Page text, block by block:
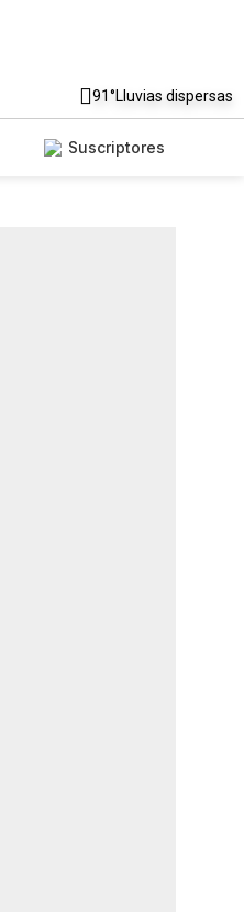
91°Lluvias dispersas
Suscriptores